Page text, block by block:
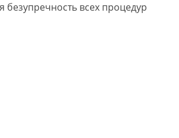
безупречность всех процедур